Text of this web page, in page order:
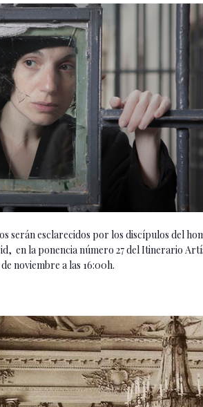
serán esclarecidos por los discípulos del
en la ponencia número 27 del Itinerario
de noviembre a las 16:00h.